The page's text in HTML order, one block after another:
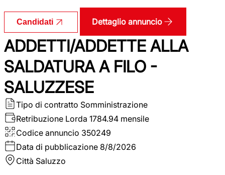
Candidati Dettaglio annuncio
ADDETTI/ADDETTE ALLA
SALDATURA A FILO -
SALUZZESE
Tipo di contratto Somministrazione
Retribuzione Lorda 1784.94 mensile
Codice annuncio 350249
Data di pubblicazione 8/8/2026
Città Saluzzo